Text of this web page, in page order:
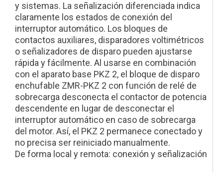
y sistemas. La señalización diferenciada indica
claramente los estados de conexión del
interruptor automático. Los bloques de
contactos auxiliares, disparadores voltimétricos
o señalizadores de disparo pueden ajustarse
rápida y fácilmente. Al usarse en combinación
con el aparato base PKZ 2, el bloque de disparo
enchufable ZMR-PKZ 2 con función de relé de
sobrecarga desconecta el contactor de potencia
descendente en lugar de desconectar el
interruptor automático en caso de sobrecarga
del motor. Así, el PKZ 2 permanece conectado y
no precisa ser reiniciado manualmente.
De forma local y remota: conexión y señalización